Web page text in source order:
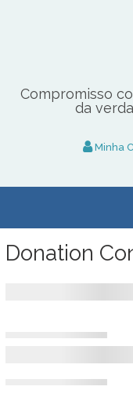
Compromisso
da
Minha
Donation